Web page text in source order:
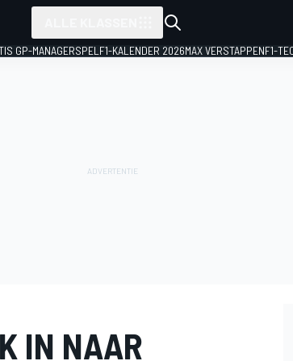
GP-MANAGERSPEL F1-KALENDER 2026MAX VERSTAPPENF1-
IN NAAR